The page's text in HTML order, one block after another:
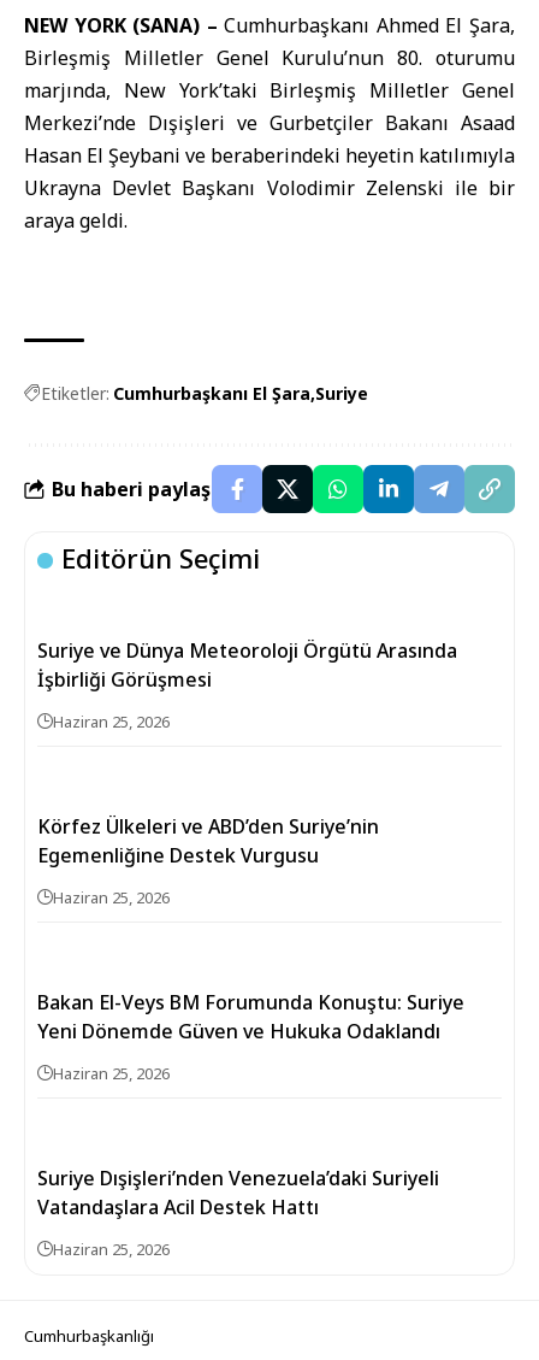
NEW YORK (SANA) – Cumhurbaşkanı Ahmed El Şara,
Birleşmiş Milletler Genel Kurulu’nun 80. oturumu
marjında, New York’taki Birleşmiş Milletler Genel
Merkezi’nde Dışişleri ve Gurbetçiler Bakanı Asaad
Hasan El Şeybani ve beraberindeki heyetin katılımıyla
Ukrayna Devlet Başkanı Volodimir Zelenski ile bir
araya geldi.
Etiketler: Cumhurbaşkanı El Şara Suriye
Bu haberi paylaş
Editörün Seçimi
Suriye ve Dünya Meteoroloji Örgütü Arasında
İşbirliği Görüşmesi
Haziran 25, 2026
Körfez Ülkeleri ve ABD’den Suriye’nin
Egemenliğine Destek Vurgusu
Haziran 25, 2026
Bakan El-Veys BM Forumunda Konuştu: Suriye
Yeni Dönemde Güven ve Hukuka Odaklandı
Haziran 25, 2026
Suriye Dışişleri’nden Venezuela’daki Suriyeli
Vatandaşlara Acil Destek Hattı
Haziran 25, 2026
Cumhurbaşkanlığı